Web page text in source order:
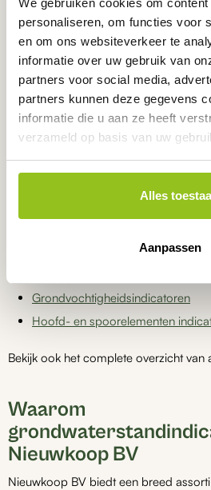
We gebruiken cookies om
personaliseren, om functies voor
en om ons websiteverkeer te
informatie over uw gebruik van
partners voor social media,
partners kunnen deze gegevens
informatie die u aan ze heeft
verzameld op basis van uw
Alles
Aanpassen
Binnen het assortiment
verschillende oplossingen voor het
grondwaterniveaus. Daarnaast kunt u
andere categorieën binnen de
Andere indicatoren
EC-indicatoren
Temperatuurindicatoren
Grondvochtigheidsindicatoren
Hoofd- en spoorelementen
Bekijk ook het complete overzicht van
Waarom
Nieuwkoop BV
Nieuwkoop BV biedt een breed